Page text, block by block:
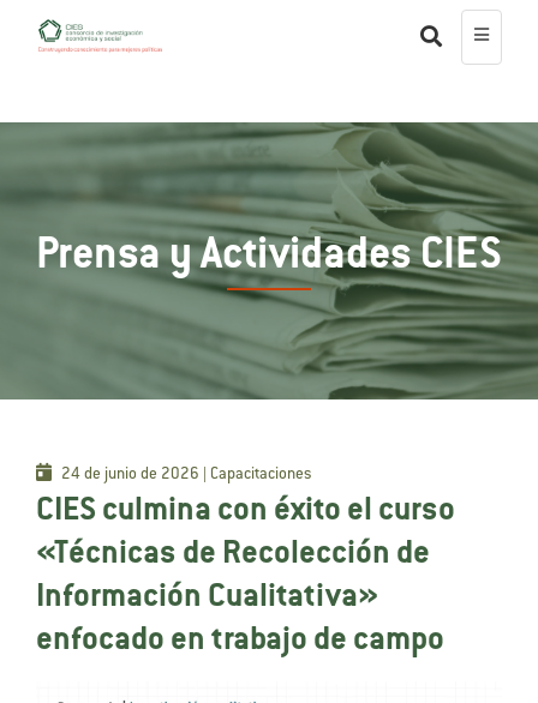
Prensa y Actividades CIES
24 de junio de 2026 | Capacitaciones
CIES culmina con éxito el curso
«Técnicas de Recolección de
Información Cualitativa»
enfocado en trabajo de campo